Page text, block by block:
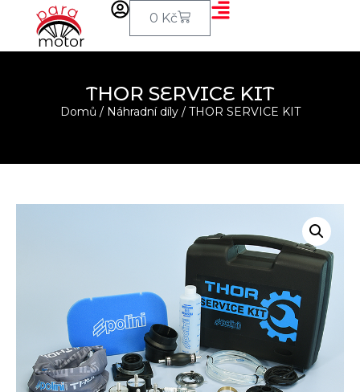
0 Kč
THOR SERVICE KIT
Domů / Náhradní díly/ THOR SERVICE KIT